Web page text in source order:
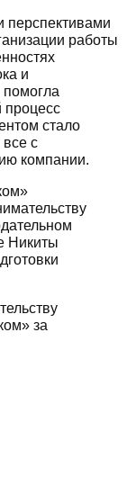
перспективами
работы
и
помогла
процесс
стало
все с
компании.
Никиты
за